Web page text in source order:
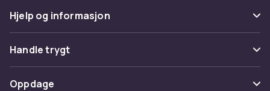
Hjelp og informasjon
Vanlige spørsmål
Spor pakke
Handle trygt
Betaling
Oppdage